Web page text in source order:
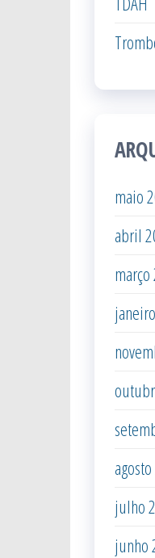
maio
abril
julho
junho